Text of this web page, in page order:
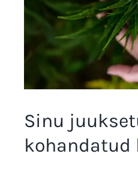
Sinu
kohandatud